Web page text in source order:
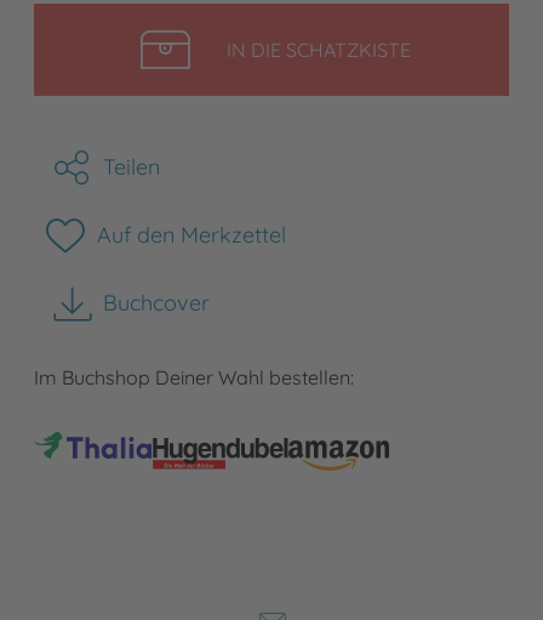
IN DIE SCHATZKISTELEGEN
Teilen
Auf den Merkzettel
Buchcover
herunterladen
Im Buchshop Deiner Wahl bestellen: